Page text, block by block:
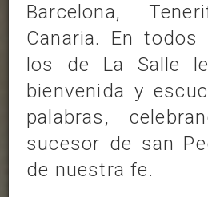
Barcelona,
Canaria. En todos
los de La Salle
bienvenida y
palabras,
sucesor de san
de nuestra fe.
LOS DATOS DEL
miércoles, 3 de junio de
FRASE
CURIOSIDADES